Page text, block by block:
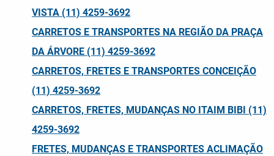
VISTA (11) 4259-3692
CARRETOS E TRANSPORTES NA REGIÃO DA PRAÇA
DA ÁRVORE (11) 4259-3692
CARRETOS, FRETES E TRANSPORTES CONCEIÇÃO
(11) 4259-3692
CARRETOS, FRETES, MUDANÇAS NO ITAIM BIBI (11)
4259-3692
FRETES, MUDANÇAS E TRANSPORTES ACLIMAÇÃO